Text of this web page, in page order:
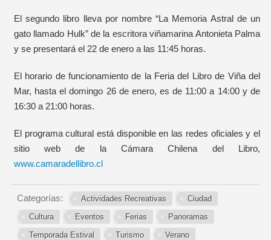
El segundo libro lleva por nombre “La Memoria Astral de un
gato llamado Hulk” de la escritora viñamarina Antonieta Palma
y se presentará el 22 de enero a las 11:45 horas.
El horario de funcionamiento de la Feria del Libro de Viña del
Mar, hasta el domingo 26 de enero, es de 11:00 a 14:00 y de
16:30 a 21:00 horas.
El programa cultural está disponible en las redes oficiales y el
sitio web de la Cámara Chilena del Libro,
www.camaradellibro.cl
Categorías: Actividades Recreativas
Ciudad
Cultura
Eventos Ferias
Panoramas
Temporada Estival
Turismo Verano